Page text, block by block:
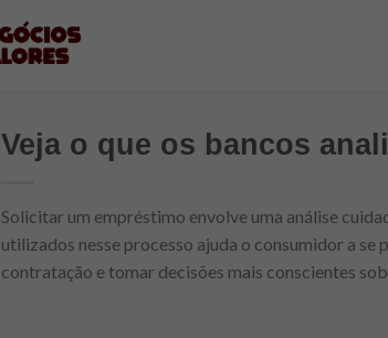
Veja o que os bancos
Solicitar um empréstimo envolve uma análise
utilizados nesse processo ajuda o consumidor a
contratação e tomar decisões mais conscientes